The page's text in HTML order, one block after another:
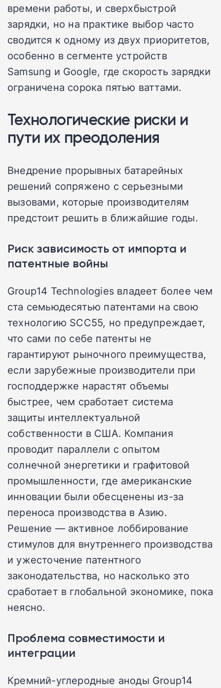
времени работы, и сверхбыстрой
зарядки, но на практике выбор часто
сводится к одному из двух приоритетов,
особенно в сегменте устройств
Samsung и Google, где скорость зарядки
ограничена сорока пятью ваттами.
Технологические риски и
пути их преодоления
Внедрение прорывных батарейных
решений сопряжено с серьезными
вызовами, которые производителям
предстоит решить в ближайшие годы.
Риск зависимость от импорта и
патентные войны
Group14 Technologies владеет более чем
ста семьюдесятью патентами на свою
технологию SCC55, но предупреждает,
что сами по себе патенты не
гарантируют рыночного преимущества,
если зарубежные производители при
господдержке нарастят объемы
быстрее, чем сработает система
защиты интеллектуальной
собственности в США. Компания
проводит параллели с опытом
солнечной энергетики и графитовой
промышленности, где американские
инновации были обесценены из-за
переноса производства в Азию.
Решение — активное лоббирование
стимулов для внутреннего производства
и ужесточение патентного
законодательства, но насколько это
сработает в глобальной экономике, пока
неясно.
Проблема совместимости и
интеграции
Кремний-углеродные аноды Group14